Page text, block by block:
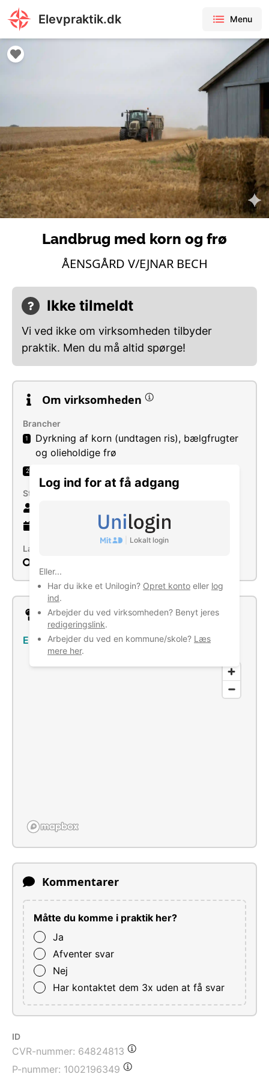
Elevpraktik.dk Menu
Log ind for at få adgang
Lokalt login
Eller...
Har du ikke et Unilogin? Opret konto eller log
ind.
Arbejder du ved virksomheden? Benyt jeres
redigeringslink.
Arbejder du ved en kommune/skole? Læs
mere her.
Landbrug med korn og frø
ÅENSGÅRD V/EJNAR BECH
Ikke tilmeldt
Vi ved ikke om virksomheden tilbyder
praktik. Men du må altid spørge!
Om virksomheden
Brancher
1
Dyrkning af korn (undtagen ris), bælgfrugter
og olieholdige frø
2
Størrelse
gammel virksomhed
Læs mere
Lokation
Elkærvej 141, 9381 Sulsted – Se bus/tog
Kommentarer
Måtte du komme i praktik her?
Ja
Afventer svar
Nej
Har kontaktet dem 3x uden at få svar
ID
CVR-nummer: 64824813
P-nummer: 1002196349